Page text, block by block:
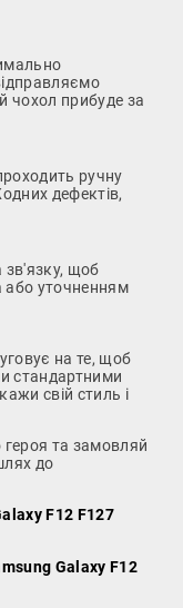
чохол прибуде за
ручну
дефектів,
щоб
уточненням
на те, щоб
стандартними
свій стиль і
та замовляй
до
F12 F127
Galaxy F12